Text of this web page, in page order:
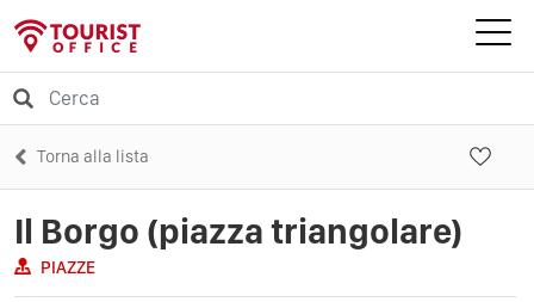
Torna alla lista
Il Borgo (piazza triangolare)
PIAZZE